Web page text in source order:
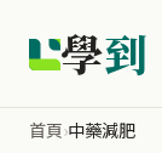
學到
首頁›中藥減肥